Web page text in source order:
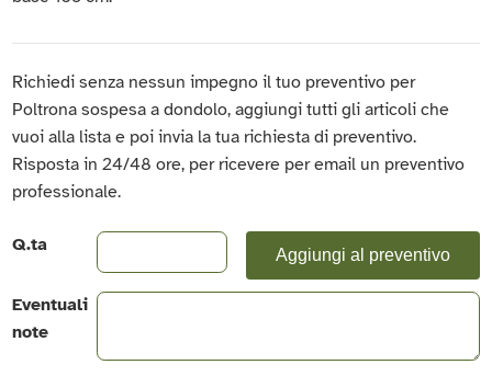
Richiedi senza nessun impegno il tuo preventivo per
Poltrona sospesa a dondolo, aggiungi tutti gli articoli che
vuoi alla lista e poi invia la tua richiesta di preventivo.
Risposta in 24/48 ore, per ricevere per email un preventivo
professionale.
Q.ta Aggiungi al preventivo
Eventuali
note